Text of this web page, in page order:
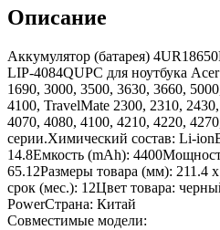
Описание
Аккумулятор (батарея)
LIP-4084QUPC для ноутбука
1690, 3000, 3500, 3630, 3660,
4100, TravelMate 2300, 2310,
4070, 4080, 4100, 4210, 4220,
серии.Химический состав: Li-
14.8Емкость (mAh):
65.12Размеры товара (мм): 211.4
срок (мес.): 12Цвет товара:
PowerСтрана: Китай
Совместимые модели: